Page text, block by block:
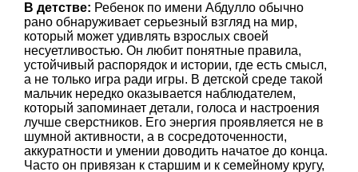
В детстве: Ребенок по имени Абдулло обычно
рано обнаруживает серьезный взгляд на мир,
который может удивлять взрослых своей
несуетливостью. Он любит понятные правила,
устойчивый распорядок и истории, где есть смысл,
а не только игра ради игры. В детской среде такой
мальчик нередко оказывается наблюдателем,
который запоминает детали, голоса и настроения
лучше сверстников. Его энергия проявляется не в
шумной активности, а в сосредоточенности,
аккуратности и умении доводить начатое до конца.
Часто он привязан к старшим и к семейному кругу,